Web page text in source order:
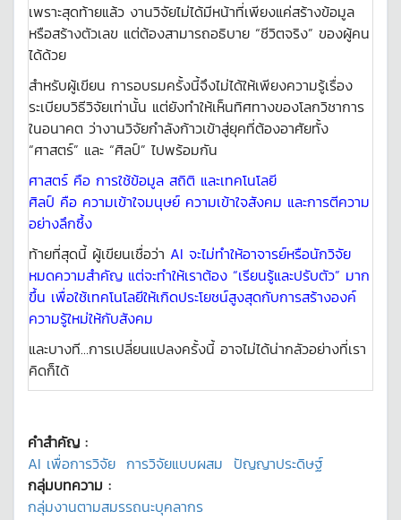
เพราะสุดท้ายแล้ว งานวิจัยไม่ได้มีหน้าที่เพียงแค่สร้างข้อมูล
หรือสร้างตัวเลข แต่ต้องสามารถอธิบาย “ชีวิตจริง” ของผู้คน
ได้ด้วย
สำหรับผู้เขียน การอบรมครั้งนี้จึงไม่ได้ให้เพียงความรู้เรื่อง
ระเบียบวิธีวิจัยเท่านั้น แต่ยังทำให้เห็นทิศทางของโลกวิชาการ
ในอนาคต ว่างานวิจัยกำลังก้าวเข้าสู่ยุคที่ต้องอาศัยทั้ง
“ศาสตร์” และ “ศิลป์” ไปพร้อมกัน
ศาสตร์ คือ การใช้ข้อมูล สถิติ และเทคโนโลยี
ศิลป์ คือ ความเข้าใจมนุษย์ ความเข้าใจสังคม และการตีความ
อย่างลึกซึ้ง
ท้ายที่สุดนี้ ผู้เขียนเชื่อว่า AI จะไม่ทำให้อาจารย์หรือนักวิจัย
หมดความสำคัญ แต่จะทำให้เราต้อง “เรียนรู้และปรับตัว” มาก
ขึ้น เพื่อใช้เทคโนโลยีให้เกิดประโยชน์สูงสุดกับการสร้างองค์
ความรู้ใหม่ให้กับสังคม
และบางที…การเปลี่ยนแปลงครั้งนี้ อาจไม่ได้น่ากลัวอย่างที่เรา
คิดก็ได้
คำสำคัญ :
AI เพื่อการวิจัย การวิจัยแบบผสม ปัญญาประดิษฐ์
กลุ่มบทความ :
กลุ่มงานตามสมรรถนะบุคลากร